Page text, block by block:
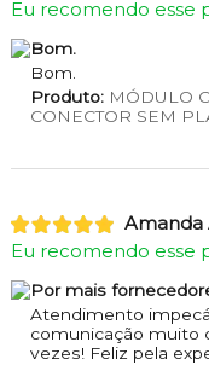
Eu recomendo esse
Bom.
Bom.
Produto:MÓDULO
CONECTOR SEM
Amanda
Eu recomendo esse
Por mais
Atendimento
comunicação muito
vezes! Feliz pela